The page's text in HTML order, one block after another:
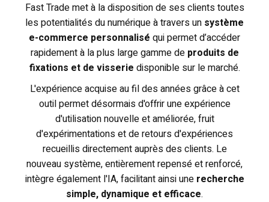
Fast Trade met à la disposition de ses clients toutes
les potentialités du numérique à travers un système
e-commerce personnalisé qui permet d’accéder
rapidement à la plus large gamme de produits de
fixations et de visserie disponible sur le marché.
L'expérience acquise au fil des années grâce à cet
outil permet désormais d'offrir une expérience
d'utilisation nouvelle et améliorée, fruit
d'expérimentations et de retours d'expériences
recueillis directement auprès des clients. Le
nouveau système, entièrement repensé et renforcé,
intègre également l'IA, facilitant ainsi une recherche
simple, dynamique et efficace.